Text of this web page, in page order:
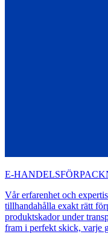
E-
Vår erfarenhet och
tillhandahålla exakt rätt
produktskador under
fram i perfekt skick, varje